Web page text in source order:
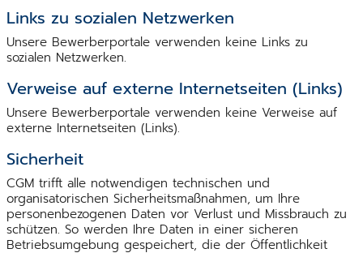
Links zu sozialen Netzwerken
Unsere Bewerberportale verwenden keine Links zu
sozialen Netzwerken.
Verweise auf externe Internetseiten (Links)
Unsere Bewerberportale verwenden keine Verweise auf
externe Internetseiten (Links).
Sicherheit
CGM trifft alle notwendigen technischen und
organisatorischen Sicherheitsmaßnahmen, um Ihre
personenbezogenen Daten vor Verlust und Missbrauch zu
schützen. So werden Ihre Daten in einer sicheren
Betriebsumgebung gespeichert, die der Öffentlichkeit